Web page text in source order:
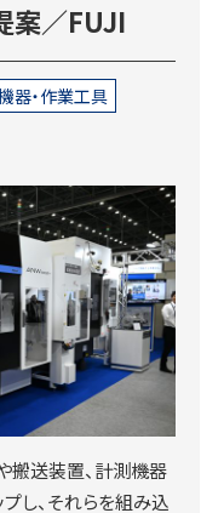
案／FUJI
器・作業工具
搬送装置、計測機器
し、それらを組み込